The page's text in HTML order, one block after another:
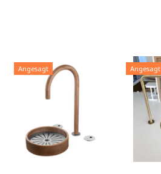
Angesagt Angesagt